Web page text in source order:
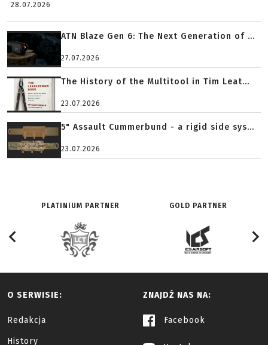
28.07.2026
ATN Blaze Gen 6: The Next Generation of ...
27.07.2026
The History of the Multitool in Tim Leat...
23.07.2026
5" Assault Cummerbund - a rigid side sys...
23.07.2026
PLATINIUM PARTNER GOLD PARTNER
O SERWISIE:
Redakcja
History
ZNAJDŹ NAS NA:
Facebook